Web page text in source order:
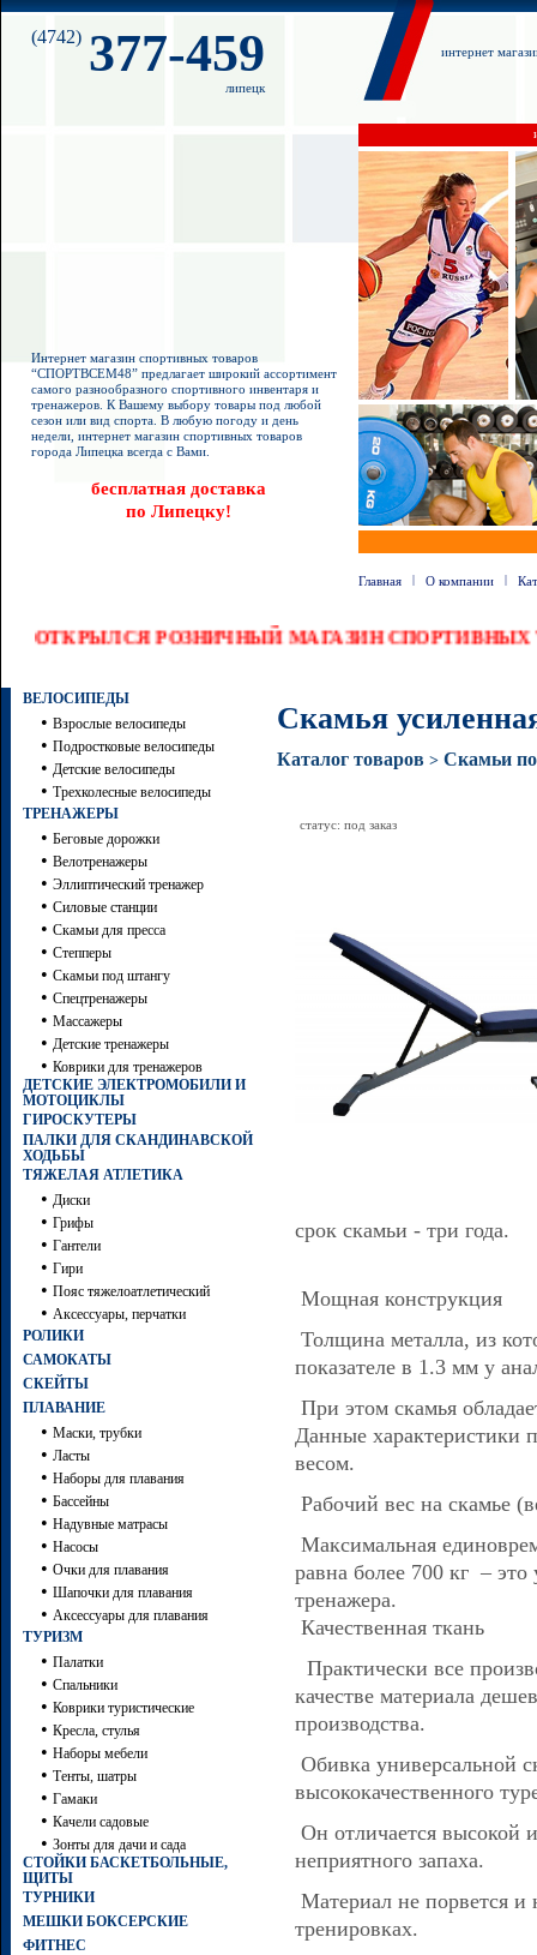
(4742) 377-459
липецк
интернет
Интернет магазин спортивных товаров
“СПОРТВСЕМ48” предлагает широкий ассортимент
самого разнообразного спортивного инвентаря и
тренажеров. К Вашему выбору товары под любой
сезон или вид спорта. В любую погоду и день
недели, интернет магазин спортивных товаров
города Липецка всегда с Вами.
бесплатная доставка
по Липецку!
Главная | О компании |
ОТКРЫЛСЯ РОЗНИЧНЫЙ МАГАЗИН
ВЕЛОСИПЕДЫ
• Взрослые велосипеды
• Подростковые велосипеды
• Детские велосипеды
• Трехколесные велосипеды
ТРЕНАЖЕРЫ
• Беговые дорожки
• Велотренажеры
• Эллиптический тренажер
• Силовые станции
• Скамьи для пресса
• Степперы
• Скамьи под штангу
• Спецтренажеры
• Массажеры
• Детские тренажеры
• Коврики для тренажеров
ДЕТСКИЕ ЭЛЕКТРОМОБИЛИ И
МОТОЦИКЛЫ
ГИРОСКУТЕРЫ
ПАЛКИ ДЛЯ СКАНДИНАВСКОЙ
ХОДЬБЫ
ТЯЖЕЛАЯ АТЛЕТИКА
• Диски
• Грифы
• Гантели
• Гири
• Пояс тяжелоатлетический
• Аксессуары, перчатки
РОЛИКИ
САМОКАТЫ
СКЕЙТЫ
ПЛАВАНИЕ
• Маски, трубки
• Ласты
• Наборы для плавания
• Бассейны
• Надувные матрасы
• Насосы
• Очки для плавания
• Шапочки для плавания
• Аксессуары для плавания
ТУРИЗМ
• Палатки
• Спальники
• Коврики туристические
• Кресла, стулья
• Наборы мебели
• Тенты, шатры
• Гамаки
• Качели садовые
• Зонты для дачи и сада
СТОЙКИ БАСКЕТБОЛЬНЫЕ,
ЩИТЫ
ТУРНИКИ
МЕШКИ БОКСЕРСКИЕ
ФИТНЕС
Скамья
Каталог товаров > Скамьи
статус: под заказ
срок скамьи - три года.
Мощная конструкция
Толщина металла, из
показателе в 1.3 мм у
При этом скамья
Данные характеристики
весом.
Рабочий вес на скамье
Максимальная
равна более 700 кг – это
тренажера.
Качественная ткань
Практически все
качестве материала
производства.
Обивка универсальной
высококачественного
Он отличается высокой
неприятного запаха.
Материал не порвется и
тренировках.